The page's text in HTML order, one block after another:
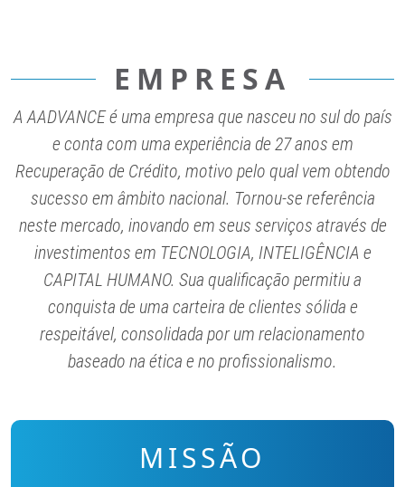
EMPRESA
A AADVANCE é uma empresa que nasceu no sul do país
e conta com uma experiência de 27 anos em
Recuperação de Crédito, motivo pelo qual vem obtendo
sucesso em âmbito nacional. Tornou-se referência
neste mercado, inovando em seus serviços através de
investimentos em TECNOLOGIA, INTELIGÊNCIA e
CAPITAL HUMANO. Sua qualificação permitiu a
conquista de uma carteira de clientes sólida e
respeitável, consolidada por um relacionamento
baseado na ética e no profissionalismo.
MISSÃO